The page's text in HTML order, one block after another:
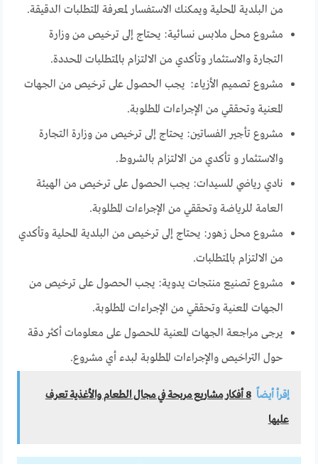
من البلدية المحلية ويمكنك الاستفسار لمعرفة المتطلبات الدقيقة.
مشروع محل ملابس نسائية: يحتاج إلى ترخيص من وزارة
التجارة والاستثمار وتأكدي من الالتزام بالمتطلبات المحددة.
مشروع تصميم الأزياء: يجب الحصول على ترخيص من الجهات
المعنية وتحققي من الإجراءات المطلوبة.
مشروع تأجير الفساتين: يحتاج إلى ترخيص من وزارة التجارة
والاستثمار و تأكدي من الالتزام بالشروط.
نادي رياضي للسيدات: يجب الحصول على ترخيص من الهيئة
العامة للرياضة وتحققي من الإجراءات المطلوبة.
مشروع محل زهور: يحتاج إلى ترخيص من البلدية المحلية وتأكدي
من الالتزام بالمتطلبات.
مشروع تصنيع منتجات يدوية: يجب الحصول على ترخيص من
الجهات المعنية وتحققي من الإجراءات المطلوبة.
يرجى مراجعة الجهات المعنية للحصول على معلومات أكثر دقة
حول التراخيص والإجراءات المطلوبة لبدء أي مشروع.
إقرأ أيضاً
8 أفكار مشاريع مربحة في مجال الطعام والأغذية تعرف
عليها